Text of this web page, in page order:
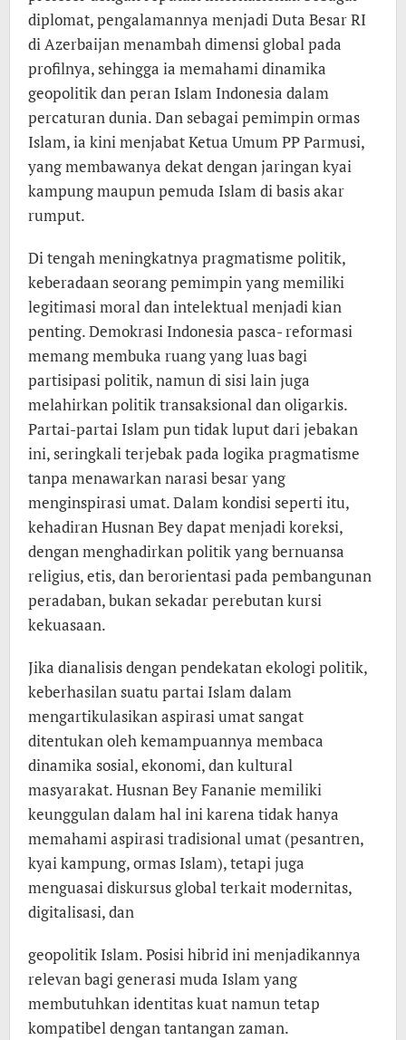
diplomat, pengalamannya menjadi Duta Besar RI
di Azerbaijan menambah dimensi global pada
profilnya, sehingga ia memahami dinamika
geopolitik dan peran Islam Indonesia dalam
percaturan dunia. Dan sebagai pemimpin ormas
Islam, ia kini menjabat Ketua Umum PP Parmusi,
yang membawanya dekat dengan jaringan kyai
kampung maupun pemuda Islam di basis akar
rumput.
Di tengah meningkatnya pragmatisme politik,
keberadaan seorang pemimpin yang memiliki
legitimasi moral dan intelektual menjadi kian
penting. Demokrasi Indonesia pasca- reformasi
memang membuka ruang yang luas bagi
partisipasi politik, namun di sisi lain juga
melahirkan politik transaksional dan oligarkis.
Partai-partai Islam pun tidak luput dari jebakan
ini, seringkali terjebak pada logika pragmatisme
tanpa menawarkan narasi besar yang
menginspirasi umat. Dalam kondisi seperti itu,
kehadiran Husnan Bey dapat menjadi koreksi,
dengan menghadirkan politik yang bernuansa
religius, etis, dan berorientasi pada pembangunan
peradaban, bukan sekadar perebutan kursi
kekuasaan.
Jika dianalisis dengan pendekatan ekologi politik,
keberhasilan suatu partai Islam dalam
mengartikulasikan aspirasi umat sangat
ditentukan oleh kemampuannya membaca
dinamika sosial, ekonomi, dan kultural
masyarakat. Husnan Bey Fananie memiliki
keunggulan dalam hal ini karena tidak hanya
memahami aspirasi tradisional umat (pesantren,
kyai kampung, ormas Islam), tetapi juga
menguasai diskursus global terkait modernitas,
digitalisasi, dan
geopolitik Islam. Posisi hibrid ini menjadikannya
relevan bagi generasi muda Islam yang
membutuhkan identitas kuat namun tetap
kompatibel dengan tantangan zaman.